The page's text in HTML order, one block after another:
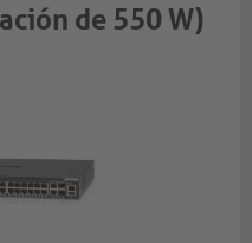
de 550 W)